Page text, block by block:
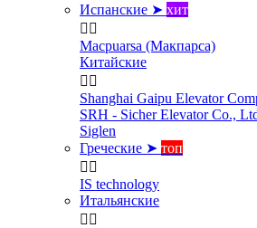
Испанские ➤ хит
 
Macpuarsa (Макпарса)
Китайские
 
Shanghai Gaipu Elevator
SRH - Sicher Elevator Co.,
Siglen
Греческие ➤ топ
 
IS technology
Итальянские
 